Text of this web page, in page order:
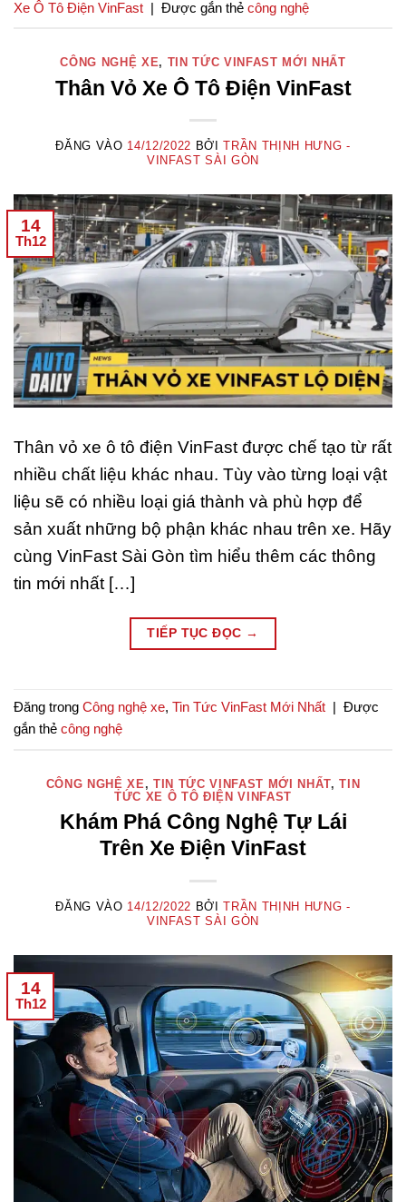
Xe Ô Tô Điện VinFast | Được gắn thẻ công nghệ
CÔNG NGHỆ XE, TIN TỨC VINFAST MỚI NHẤT
Thân Vỏ Xe Ô Tô Điện VinFast
ĐĂNG VÀO 14/12/2022 BỞITRẦN THỊNH HƯNG -
VINFAST SÀI GÒN
14
Th12
Thân vỏ xe ô tô điện VinFast được chế tạo từ rất
nhiều chất liệu khác nhau. Tùy vào từng loại vật
liệu sẽ có nhiều loại giá thành và phù hợp để
sản xuất những bộ phận khác nhau trên xe. Hãy
cùng VinFast Sài Gòn tìm hiểu thêm các thông
tin mới nhất […]
TIẾP TỤC ĐỌC →
Đăng trong Công nghệ xe, Tin Tức VinFast Mới Nhất
Được
gắn thẻ công nghệ
CÔNG NGHỆ XE , TIN TỨC VINFAST MỚI NHẤT,TIN
TỨC XE Ô TÔ ĐIỆN VINFAST
Khám Phá Công Nghệ Tự Lái
Trên Xe Điện VinFast
ĐĂNG VÀO 14/12/2022 BỞITRẦN THỊNH HƯNG -
VINFAST SÀI GÒN
14
Th12